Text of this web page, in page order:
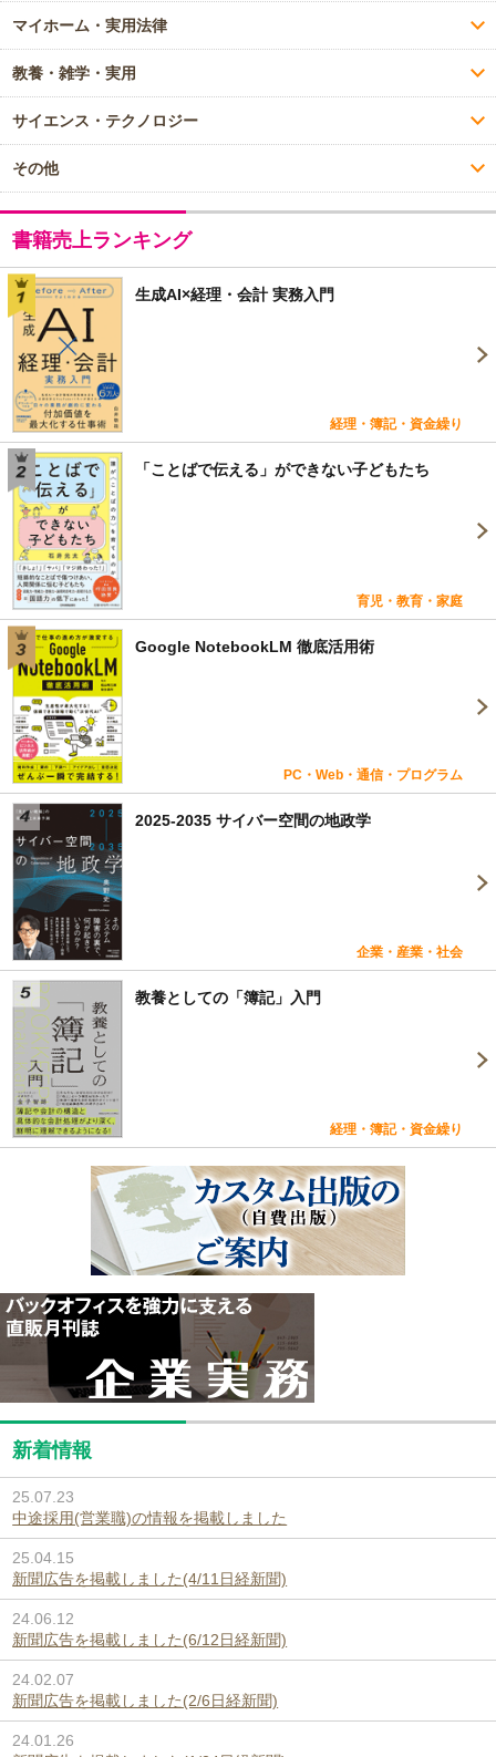
マイホーム・実用法律
教養・雑学・実用
サイエンス・テクノロジー
その他
書籍売上ランキング
生成AI×経理・会計 実務入門
経理・簿記・資金繰り
「ことばで伝える」ができない子どもたち
育児・教育・家庭
Google NotebookLM 徹底活用術
PC・Web・通信・プログラム
2025-2035 サイバー空間の地政学
企業・産業・社会
教養としての「簿記」入門
経理・簿記・資金繰り
新着情報
25.07.23
中途採用(営業職)の情報を掲載しました
25.04.15
新聞広告を掲載しました(4/11日経新聞)
24.06.12
新聞広告を掲載しました(6/12日経新聞)
24.02.07
新聞広告を掲載しました(2/6日経新聞)
24.01.26